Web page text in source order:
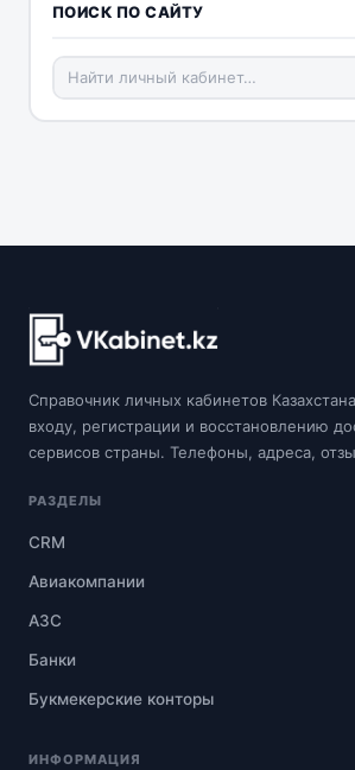
ПОИСК ПО САЙТУ
Справочник личных кабинетов
входу, регистрации и восстановлению
сервисов страны. Телефоны, адреса,
РАЗДЕЛЫ
CRM
Авиакомпании
АЗС
Банки
Букмекерские конторы
ИНФОРМАЦИЯ